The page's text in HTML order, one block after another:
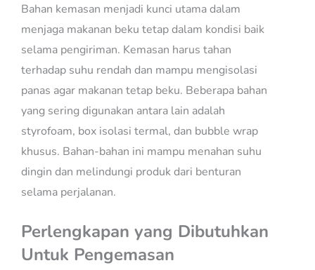
Bahan kemasan menjadi kunci utama dalam
menjaga makanan beku tetap dalam kondisi baik
selama pengiriman. Kemasan harus tahan
terhadap suhu rendah dan mampu mengisolasi
panas agar makanan tetap beku. Beberapa bahan
yang sering digunakan antara lain adalah
styrofoam, box isolasi termal, dan bubble wrap
khusus. Bahan-bahan ini mampu menahan suhu
dingin dan melindungi produk dari benturan
selama perjalanan.
Perlengkapan yang Dibutuhkan
Untuk Pengemasan